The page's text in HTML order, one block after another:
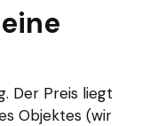
Der Preis liegt
Objektes (wir